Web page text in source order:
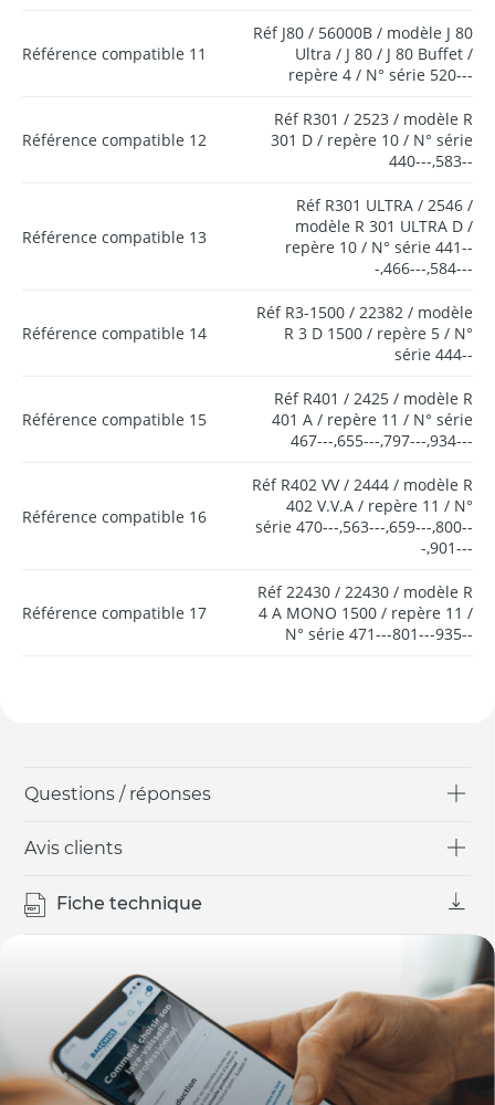
Questions / réponses
Avis clients
Fiche technique
Référence compatible 11
Réf J80 / 56000B / modèle J 80
Ultra / J 80 / J 80 Buffet /
repère 4 / N° série 520---
Référence compatible 12
Réf R301 / 2523 / modèle R
301 D / repère 10 / N° série
440---,583--
Référence compatible 13
Réf R301 ULTRA / 2546 /
modèle R 301 ULTRA D /
repère 10 / N° série 441--
-,466---,584---
Référence compatible 14
Réf R3-1500 / 22382 / modèle
R 3 D 1500 / repère 5 / N°
série 444--
Référence compatible 15
Réf R401 / 2425 / modèle R
401 A / repère 11 / N° série
467---,655---,797---,934---
Référence compatible 16
Réf R402 VV / 2444 / modèle R
402 V.V.A / repère 11 / N°
série 470---,563---,659---,800--
-,901---
Référence compatible 17
Réf 22430 / 22430 / modèle R
4 A MONO 1500 / repère 11 /
N° série 471---801---935--